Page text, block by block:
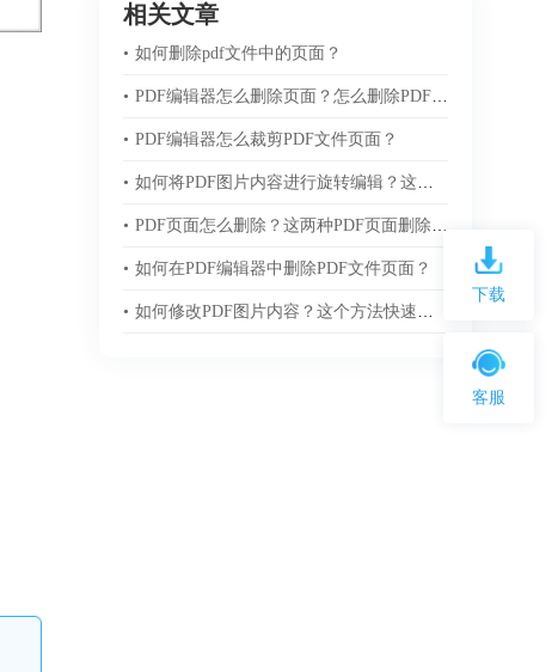
相关文章
• 如何删除pdf文件中的页面？
• PDF编辑器怎么删除页面？怎么删除PDF页面？
• PDF编辑器怎么裁剪PDF文件页面？
• 如何将PDF图片内容进行旋转编辑？这三步教你轻松掌握！
• PDF页面怎么删除？这两种PDF页面删除技巧快速搞定！
• 如何在PDF编辑器中删除PDF文件页面？
• 如何修改PDF图片内容？这个方法快速学会！
下载
客服